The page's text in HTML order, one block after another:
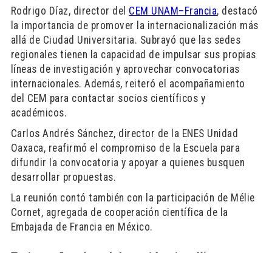
Rodrigo Díaz, director del CEM UNAM–Francia, destacó
la importancia de promover la internacionalización más
allá de Ciudad Universitaria. Subrayó que las sedes
regionales tienen la capacidad de impulsar sus propias
líneas de investigación y aprovechar convocatorias
internacionales. Además, reiteró el acompañamiento
del CEM para contactar socios científicos y
académicos.
Carlos Andrés Sánchez, director de la ENES Unidad
Oaxaca, reafirmó el compromiso de la Escuela para
difundir la convocatoria y apoyar a quienes busquen
desarrollar propuestas.
La reunión contó también con la participación de Mélie
Cornet, agregada de cooperación científica de la
Embajada de Francia en México.